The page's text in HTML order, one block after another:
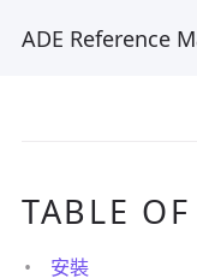
ADE Reference
TABLE
安裝